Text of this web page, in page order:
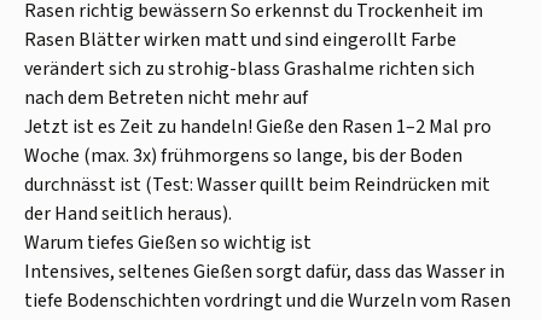
Rasen richtig bewässern So erkennst du Trockenheit im
Rasen Blätter wirken matt und sind eingerollt Farbe
verändert sich zu strohig-blass Grashalme richten sich
nach dem Betreten nicht mehr auf
Jetzt ist es Zeit zu handeln! Gieße den Rasen 1–2 Mal pro
Woche (max. 3x) frühmorgens so lange, bis der Boden
durchnässt ist (Test: Wasser quillt beim Reindrücken mit
der Hand seitlich heraus).
Warum tiefes Gießen so wichtig ist
Intensives, seltenes Gießen sorgt dafür, dass das Wasser in
tiefe Bodenschichten vordringt und die Wurzeln vom Rasen